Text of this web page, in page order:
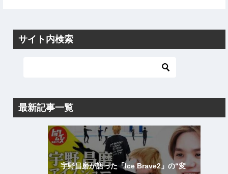
サイト内検索
最新記事一覧
宇野昌磨が語った「Ice Brave2」の“変